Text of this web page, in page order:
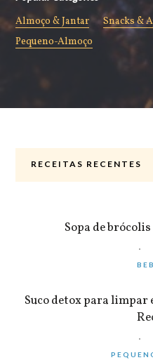
Almoço & Jantar Snacks &
Pequeno-Almoço
RECEITAS RECENTES
Sopa de
Suco detox para limpar